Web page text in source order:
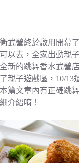
衛武營終於啟用開幕
可以去，全家出動親
全新的跳舞香水武營
了親子遊戲區，10/13
本篇文章內有正確跳
細介紹唷！